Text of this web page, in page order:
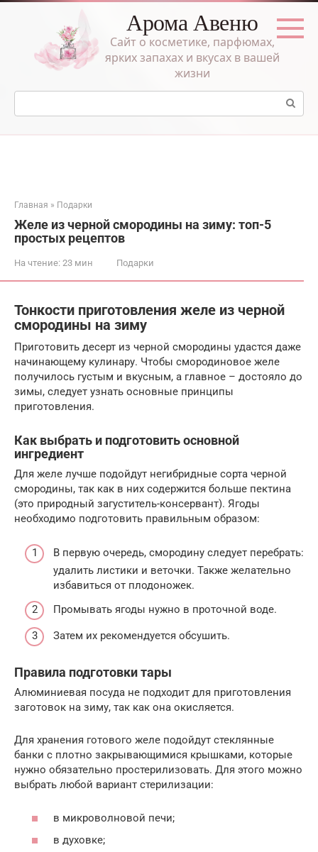
Перейти
Арома Авеню
Сайт о косметике, парфюмах,
ярких запахах и вкусах в вашей
жизни
Поиск:
Главная » Подарки
Желе из черной смородины на зиму: топ-5
простых рецептов
На чтение: 23 мин Подарки
Тонкости приготовления желе из черной
смородины на зиму
Приготовить десерт из черной смородины удастся даже
начинающему кулинару. Чтобы смородиновое желе
получилось густым и вкусным, а главное – достояло до
зимы, следует узнать основные принципы
приготовления.
Как выбрать и подготовить основной
ингредиент
Для желе лучше подойдут негибридные сорта черной
смородины, так как в них содержится больше пектина
(это природный загуститель-консервант). Ягоды
необходимо подготовить правильным образом:
В первую очередь, смородину следует перебрать:
удалить листики и веточки. Также желательно
избавиться от плодоножек.
Промывать ягоды нужно в проточной воде.
Затем их рекомендуется обсушить.
Правила подготовки тары
Алюминиевая посуда не подходит для приготовления
заготовок на зиму, так как она окисляется.
Для хранения готового желе подойдут стеклянные
банки с плотно закрывающимися крышками, которые
нужно обязательно простерилизовать. Для этого можно
выбрать любой вариант стерилизации:
в микроволновой печи;
в духовке;